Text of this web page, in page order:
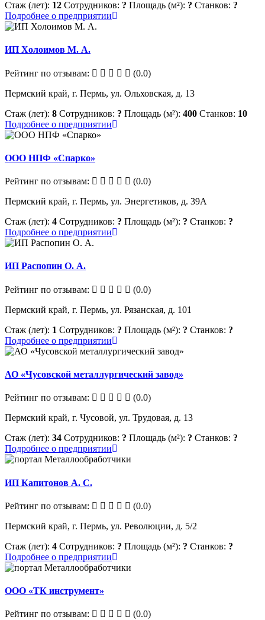
Стаж (лет): 12 Сотрудников: ? Площадь (м²): ? Станков: ?
Подробнее о предприятии
ИП Холоимов М. А.
Рейтинг по отзывам:
(0.0)
Пермский край, г. Пермь, ул. Ольховская, д. 13
Стаж (лет): 8 Сотрудников: ? Площадь (м²): 400 Станков: 10
Подробнее о предприятии
ООО НПФ «Спарко»
Рейтинг по отзывам:
(0.0)
Пермский край, г. Пермь, ул. Энергетиков, д. 39А
Стаж (лет): 4 Сотрудников: ? Площадь (м²): ? Станков: ?
Подробнее о предприятии
ИП Распопин О. А.
Рейтинг по отзывам:
(0.0)
Пермский край, г. Пермь, ул. Рязанская, д. 101
Стаж (лет): 1 Сотрудников: ? Площадь (м²): ? Станков: ?
Подробнее о предприятии
АО «Чусовской металлургический завод»
Рейтинг по отзывам:
(0.0)
Пермский край, г. Чусовой, ул. Трудовая, д. 13
Стаж (лет): 34 Сотрудников: ? Площадь (м²): ? Станков: ?
Подробнее о предприятии
ИП Капитонов А. С.
Рейтинг по отзывам:
(0.0)
Пермский край, г. Пермь, ул. Революции, д. 5/2
Стаж (лет): 4 Сотрудников: ? Площадь (м²): ? Станков: ?
Подробнее о предприятии
ООО «ТК инструмент»
Рейтинг по отзывам:
(0.0)